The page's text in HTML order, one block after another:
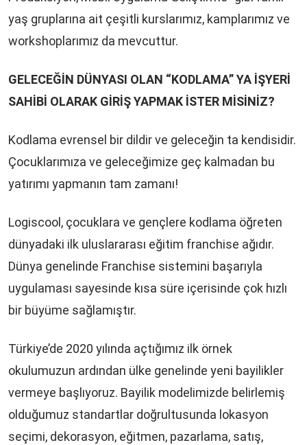
yaş gruplarına ait çeşitli kurslarımız, kamplarımız ve
workshoplarımız da mevcuttur.
GELECEĞİN DÜNYASI OLAN “KODLAMA” YA İŞYERİ
SAHİBİ OLARAK GİRİŞ YAPMAK İSTER MİSİNİZ?
Kodlama evrensel bir dildir ve geleceğin ta kendisidir.
Çocuklarımıza ve geleceğimize geç kalmadan bu
yatırımı yapmanın tam zamanı!
Logiscool, çocuklara ve gençlere kodlama öğreten
dünyadaki ilk uluslararası eğitim franchise ağıdır.
Dünya genelinde Franchise sistemini başarıyla
uygulaması sayesinde kısa süre içerisinde çok hızlı
bir büyüme sağlamıştır.
Türkiye’de 2020 yılında açtığımız ilk örnek
okulumuzun ardından ülke genelinde yeni bayilikler
vermeye başlıyoruz. Bayilik modelimizde belirlemiş
olduğumuz standartlar doğrultusunda lokasyon
seçimi, dekorasyon, eğitmen, pazarlama, satış,